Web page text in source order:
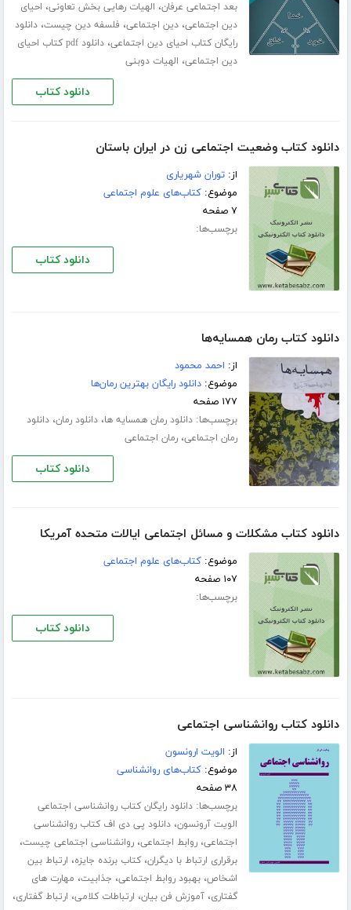
بعد اجتماعی عرفان، الهیات رهایی بخش تعاونی، احیای
دین اجتماعی،دین اجتماعی، فلسفه دین چیست،دانلود
رایگان کتاب احیای دین اجتماعی،
دانلود pdf کتاب احیای
دین اجتماعی، الهیات دوبنی
دانلود کتاب
دانلود کتاب وضعیت اجتماعی زن در ایران باستان
از:توران شهریاری
موضوع:کتاب‌های علوم اجتماعی
۷ صفحه
برچسب‌ها:
دانلود کتاب
دانلود کتاب رمان همسایه‌ها
از: احمد محمود
موضوع:دانلود رایگان بهترین رمان‌ها
۱۷۷ صفحه
برچسب‌ها:دانلود رمان همسایه ها،دانلود رمان،دانلود
رمان اجتماعی،رمان اجتماعی
دانلود کتاب
دانلود کتاب مشکلات و مسائل اجتماعی ایالات متحده آمریکا
موضوع:کتاب‌های علوم اجتماعی
۱۰۷ صفحه
برچسب‌ها:
دانلود کتاب
دانلود کتاب روانشناسی اجتماعی
از: الویت ارونسون
موضوع:کتاب‌های روانشناسی
۳۸ صفحه
برچسب‌ها:دانلود رایگان کتاب روانشناسی اجتماعی
الویت آرونسون،دانلود پی دی اف کتاب روانشناسی
اجتماعی،روابط اجتماعی،روانشناسی اجتماعی چیست،
برقراری ارتباط با دیگران،کتاب برنده جایزه، ارتباط بین
اشخاص،بهبود روابط اجتماعی، جذابیت، مهارت های
گفتاری،آموزش فن بیان، ارتباطات کلامی، ارتباط گفتاری،